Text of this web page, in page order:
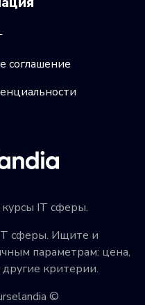
IT сферы.
сферы. Ищите и
параметрам: цена,
критерии.
©
соглашение